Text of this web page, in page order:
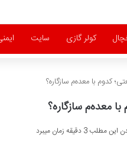
کولر گازی سایت
کدوم با معده‌م سازگاره؟
معده‌م سازگاره؟
مطلب 3 دقیقه زمان میبرد